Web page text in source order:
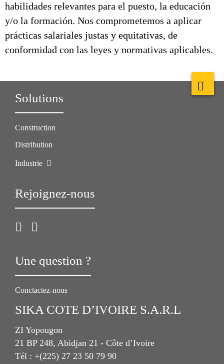
habilidades relevantes para el puesto, la educación
y/o la formación. Nos comprometemos a aplicar
prácticas salariales justas y equitativas, de
conformidad con las leyes y normativas aplicables.
Solutions
Construction
Distribution
Industrie
Rejoignez-nous
Une question ?
Conctactez-nous
SIKA COTE D’IVOIRE S.A.R.L
ZI Yopougon
21 BP 248, Abidjan 21 - Côte d’Ivoire
Tél : +(225) 27 23 50 79 90